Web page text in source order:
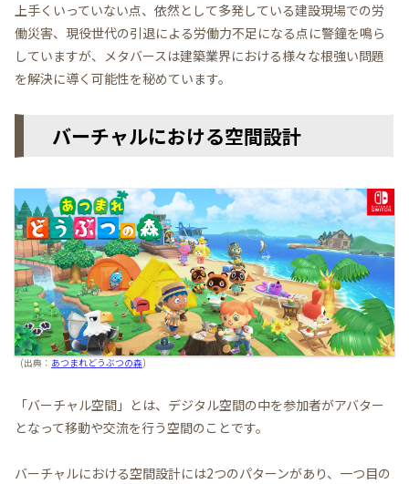
上手くいっていない点、依然として多発している建設現場での労
働災害、現役世代の引退による労働力不足になる点に警鐘を鳴ら
していますが、メタバースは建築業界における様々な根強い問題
を解決に導く可能性を秘めています。
バーチャルにおける空間設計
(出典： あつまれどうぶつの森)
「バーチャル空間」とは、デジタル空間の中を参加者がアバター
となって移動や交流を行う空間のことです。
バーチャルにおける空間設計には2つのパターンがあり、一つ目の